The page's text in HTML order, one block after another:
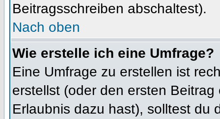
Beitragsschreiben abschaltest).
Nach oben
Wie erstelle ich eine Umfrage?
Eine Umfrage zu erstellen ist
erstellst (oder den ersten
Erlaubnis dazu hast), solltest du